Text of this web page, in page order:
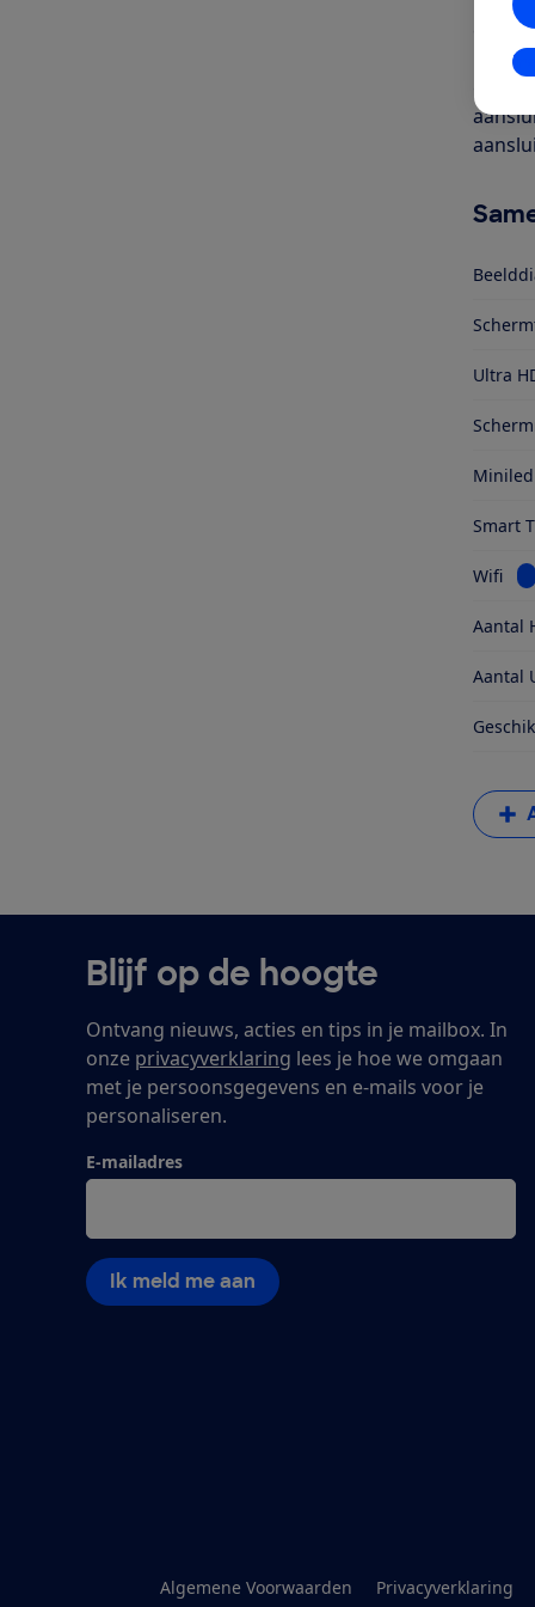
een
Ultra
Miniled
Smart
Wifi
Aantal
Aantal
Blijf op de hoogte
Ontvang nieuws, acties en tips in je mailbox. In
onze privacyverklaring lees je hoe we omgaan
met je persoonsgegevens en e-mails voor je
personaliseren.
E-mailadres
Ik meld me aan
Algemene Voorwaarden Privacyverklaring